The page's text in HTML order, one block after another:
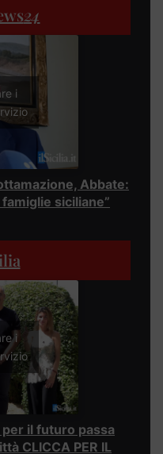
24
i
Abbate:
siciliane”
i
per il futuro passa
CLICCA PER IL